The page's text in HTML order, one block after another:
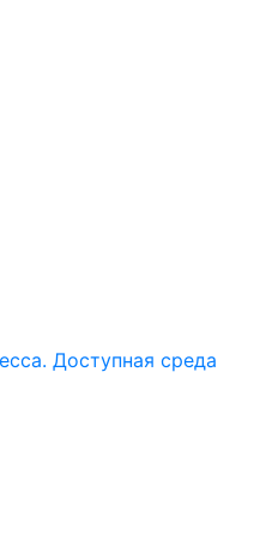
Доступная среда